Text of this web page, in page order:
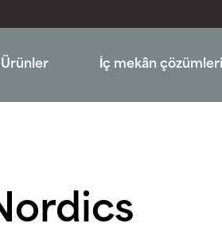
Ürünler İç mekân çözümleri